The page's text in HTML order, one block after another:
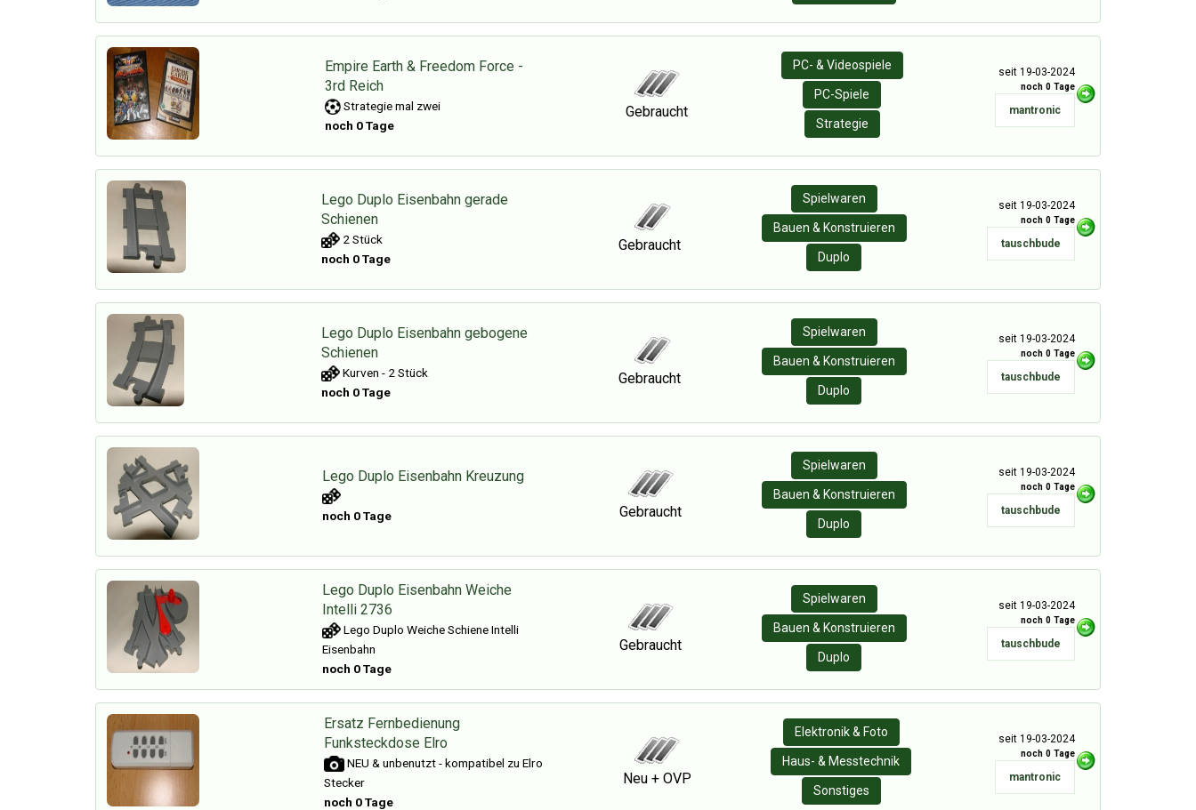
Empire Earth & Freedom Force -
3rd Reich
Strategie mal zwei
noch 0 Tage
Gebraucht
PC- & Videospiele
PC-Spiele
Strategie
seit 19-03-2024
noch 0 Tage
mantronic
Lego Duplo Eisenbahn gerade
Schienen
2 Stück
noch 0 Tage
Gebraucht
Spielwaren
Bauen & Konstruieren
Duplo
seit 19-03-2024
noch 0 Tage
tauschbude
Lego Duplo Eisenbahn gebogene
Schienen
Kurven - 2 Stück
noch 0 Tage
Gebraucht
Spielwaren
Bauen & Konstruieren
Duplo
seit 19-03-2024
noch 0 Tage
tauschbude
Lego Duplo Eisenbahn Kreuzung
noch 0 Tage Gebraucht
Spielwaren
Bauen & Konstruieren
Duplo
seit 19-03-2024
noch 0 Tage
tauschbude
Lego Duplo Eisenbahn Weiche
Intelli 2736
Lego Duplo Weiche Schiene Intelli
Eisenbahn
noch 0 Tage
Gebraucht
Spielwaren
Bauen & Konstruieren
Duplo
seit 19-03-2024
noch 0 Tage
tauschbude
Ersatz Fernbedienung
Funksteckdose Elro
NEU & unbenutzt - kompatibel zu Elro
Stecker
noch 0 Tage
Neu + OVP
Elektronik & Foto
Haus- & Messtechnik
Sonstiges
seit 19-03-2024
noch 0 Tage
mantronic